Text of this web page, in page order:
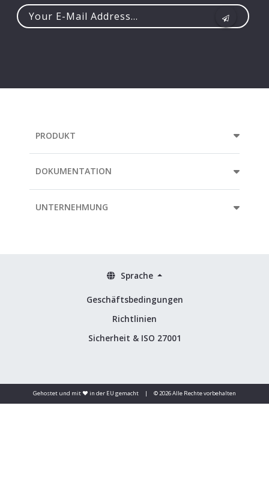
PRODUKT
DOKUMENTATION
UNTERNEHMUNG
Geschäftsbedingungen
Richtlinien
Sicherheit & ISO 27001
Sprache
Gehostet und mit ❤️ in der EU gemacht | © 2026 Alle Rechte vorbehalten